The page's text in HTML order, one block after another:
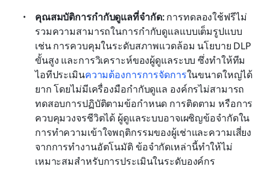
คุณสมบัติการกำกับดูแลที่จำกัด: การทดลองใช้ฟรีไม่
รวมความสามารถในการกำกับดูแลแบบเต็มรูปแบบ
เช่น การควบคุมในระดับสภาพแวดล้อม นโยบาย DLP
ขั้นสูง และการวิเคราะห์ของผู้ดูแลระบบ ซึ่งทำให้ทีม
ไอทีประเมินความต้องการการจัดการในขนาดใหญ่ได้
ยาก โดยไม่มีเครื่องมือกำกับดูแล องค์กรไม่สามารถ
ทดสอบการปฏิบัติตามข้อกำหนด การติดตาม หรือการ
ควบคุมวงจรชีวิตได้ ผู้ดูแลระบบอาจเผชิญข้อจำกัดใน
การทำความเข้าใจพฤติกรรมของผู้เช่าและความเสี่ยง
จากการทำงานอัตโนมัติ ข้อจำกัดเหล่านี้ทำให้ไม่
เหมาะสมสำหรับการประเมินในระดับองค์กร